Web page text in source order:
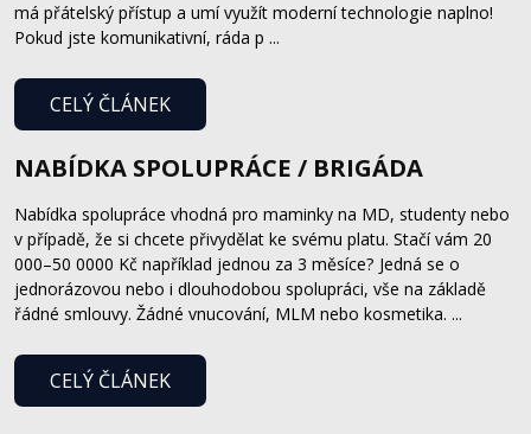
má přátelský přístup a umí využít moderní technologie naplno!
Pokud jste komunikativní, ráda p ...
CELÝ ČLÁNEK
NABÍDKA SPOLUPRÁCE / BRIGÁDA
Nabídka spolupráce vhodná pro maminky na MD, studenty nebo
v případě, že si chcete přivydělat ke svému platu. Stačí vám 20
000–50 0000 Kč například jednou za 3 měsíce? Jedná se o
jednorázovou nebo i dlouhodobou spolupráci, vše na základě
řádné smlouvy. Žádné vnucování, MLM nebo kosmetika. ...
CELÝ ČLÁNEK